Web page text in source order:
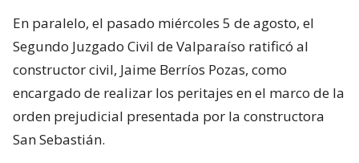
En paralelo, el pasado miércoles 5 de agosto, el
Segundo Juzgado Civil de Valparaíso ratificó al
constructor civil, Jaime Berríos Pozas, como
encargado de realizar los peritajes en el marco de la
orden prejudicial presentada por la constructora
San Sebastián.